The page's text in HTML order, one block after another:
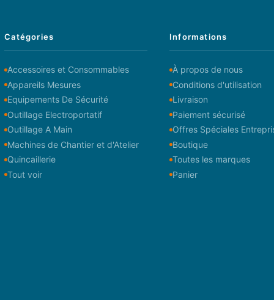
Catégories
Accessoires et Consommables
Appareils Mesures
Equipements De Sécurité
Outillage Electroportatif
Outillage A Main
Machines de Chantier et d'Atelier
Quincaillerie
Tout voir
Informations
À propos de nous
Conditions d'utilisation
Livraison
Paiement sécurisé
Offres Spéciales
Boutique
Toutes les marques
Panier